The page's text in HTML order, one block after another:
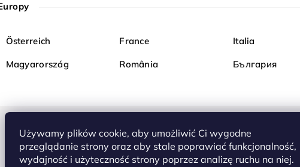
Używamy plików cookie, aby umożliwić Ci wygodne
przeglądanie strony oraz aby stale poprawiać funkcjonalność,
wydajność i użyteczność strony poprzez analizę ruchu na niej.
Österreich France Italia
Magyarország România България
Kupuj
są